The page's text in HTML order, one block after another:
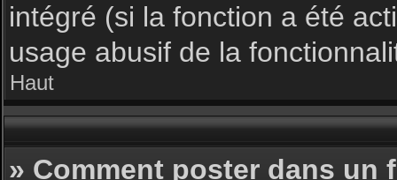
intégré (si la fonction a été
usage abusif de la
Haut
» Comment poster dans un